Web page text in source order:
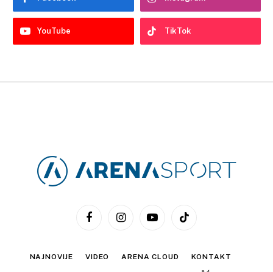
YouTube TikTok
FacebookInstagramYouTubeTikTok
NAJNOVIJE VIDEO ARENA CLOUD KONTAKT